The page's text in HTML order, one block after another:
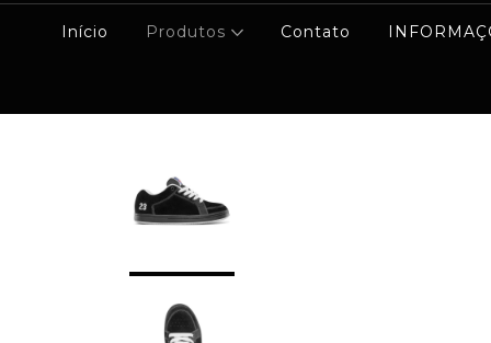
Início Produtos Contato